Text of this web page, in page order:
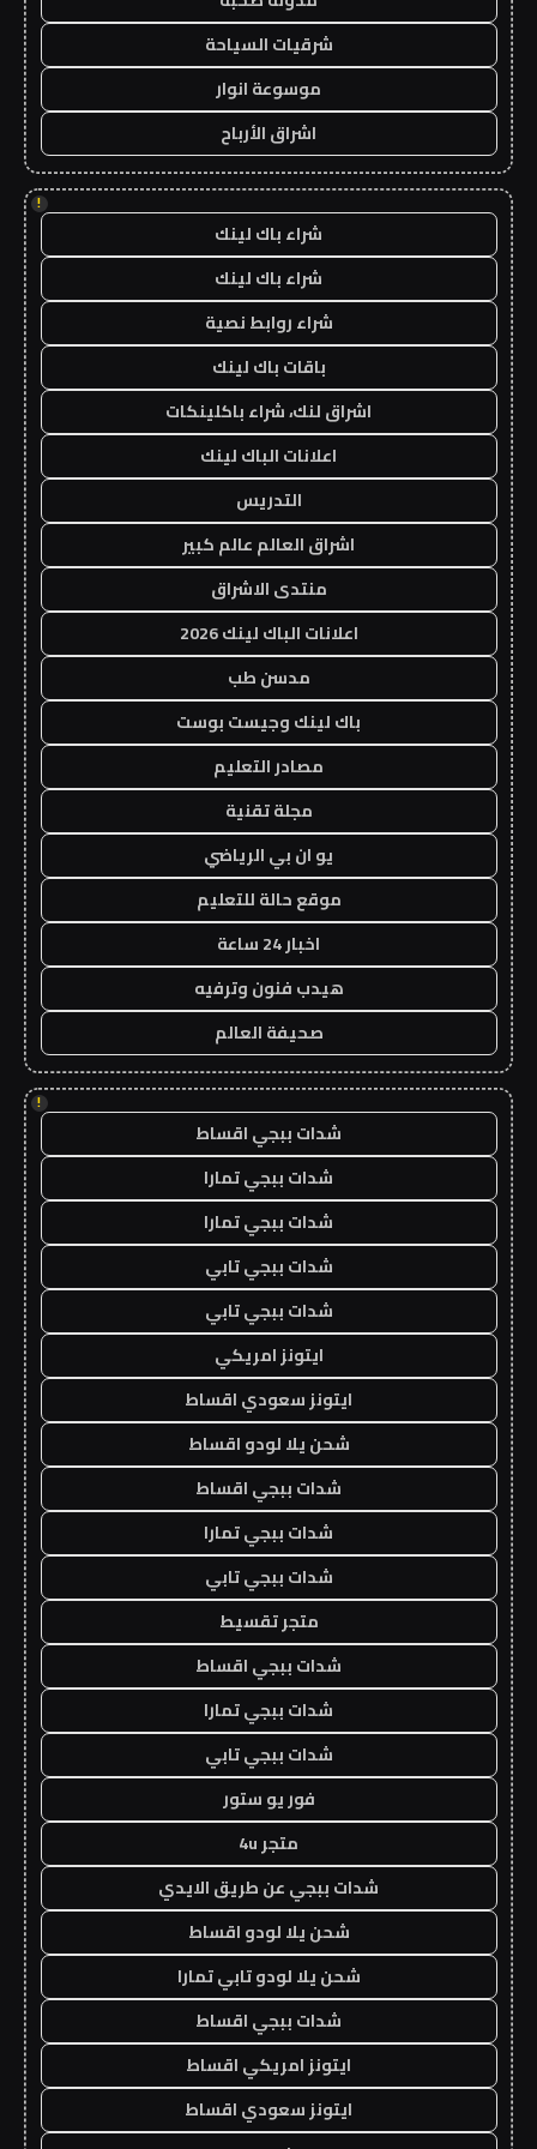
شرقيات السياحة
موسوعة انوار
اشراق الأرباح
!
شراء باك لينك
شراء باك لينك
شراء روابط نصية
باقات باك لينك
اشراق لنك، شراء باكلينكات
اعلانات الباك لينك
التدريس
اشراق العالم عالم كبير
منتدى الاشراق
اعلانات الباك لينك 2026
مدسن طب
باك لينك وجيست بوست
مصادر التعليم
مجلة تقنية
يو ان بي الرياضي
موقع حالة للتعليم
اخبار 24 ساعة
هيدب فنون وترفيه
صحيفة العالم
!
شدات ببجي اقساط
شدات ببجي تمارا
شدات ببجي تمارا
شدات ببجي تابي
شدات ببجي تابي
ايتونز امريكي
ايتونز سعودي اقساط
شحن يلا لودو اقساط
شدات ببجي اقساط
شدات ببجي تمارا
شدات ببجي تابي
متجر تقسيط
شدات ببجي اقساط
شدات ببجي تمارا
شدات ببجي تابي
فور يو ستور
متجر 4u
شدات ببجي عن طريق الايدي
شحن يلا لودو اقساط
شحن يلا لودو تابي تمارا
شدات ببجي اقساط
ايتونز امريكي اقساط
ايتونز سعودي اقساط